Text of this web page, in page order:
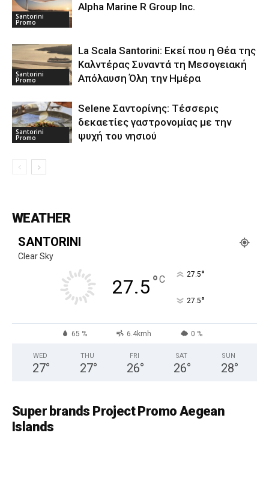
Santorini
Promo
Alpha Marine R Group Inc.
Santorini
Promo
La Scala Santorini: Εκεί που η Θέα της
Καλντέρας Συναντά τη Μεσογειακή
Απόλαυση Όλη την Ημέρα
Santorini
Promo
Selene Σαντορίνης: Τέσσερις
δεκαετίες γαστρονομίας με την
ψυχή του νησιού
WEATHER
SANTORINI
Clear Sky
27.5°C 27.5°
27.5°
65 % 6.4kmh 0 %
WED
27°
THU
27°
FRI
26°
SAT
26°
SUN
28°
Super brands Project Promo Aegean
Islands